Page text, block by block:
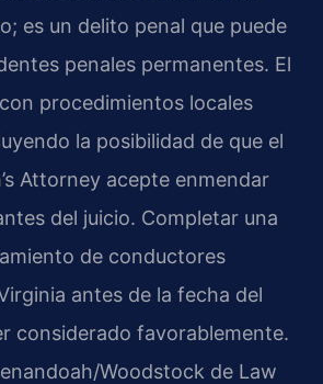
es un delito penal que puede
penales permanentes. El
procedimientos locales
la posibilidad de que el
Attorney acepte enmendar
del juicio. Completar una
de conductores
antes de la fecha del
considerado favorablemente.
Woodstock de Law